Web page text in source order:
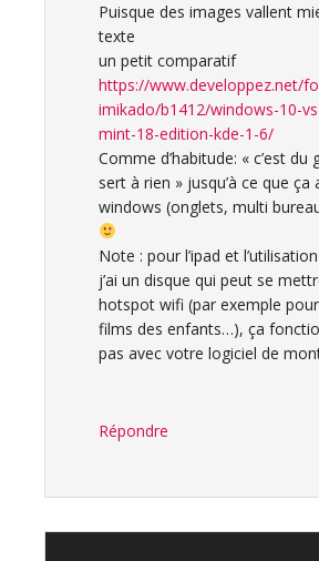
Puisque des images vallent
texte
un petit comparatif
https://www.developpez.net/
imikado/b1412/windows-10-
mint-18-edition-kde-1-6/
Comme d’habitude: « c’est du
sert à rien » jusqu’à ce que ça
windows (onglets, multi
Note : pour l’ipad et
j’ai un disque qui peut se
hotspot wifi (par exemple
films des enfants…), ça
pas avec votre logiciel de
Répondre